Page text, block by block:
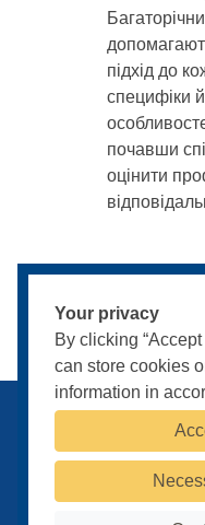
підхід до
специфіки
почавши
оцінити
Публічна
Payments terms
© 2009-2026
Cookies Settings
Your privacy
By clicking
can store cookies
information in